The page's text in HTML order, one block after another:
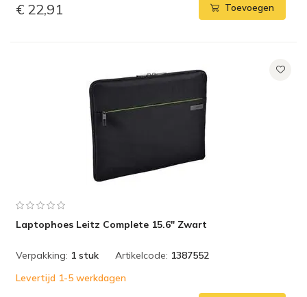
€ 22,91 Toevoegen
Laptophoes Leitz Complete 15.6" Zwart
Verpakking: 1 stuk Artikelcode: 1387552
Levertijd 1-5 werkdagen